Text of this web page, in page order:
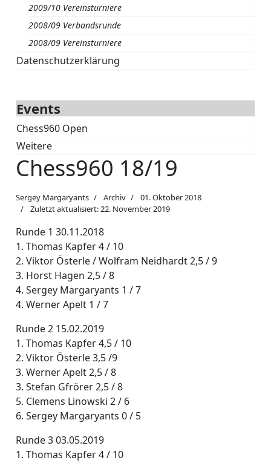
2009/10 Vereinsturniere
2008/09 Verbandsrunde
2008/09 Vereinsturniere
Datenschutzerklärung
Events
Chess960 Open
Weitere
Chess960 18/19
Sergey Margaryants Archiv
01. Oktober 2018
Zuletzt aktualisiert: 22. November 2019
Runde 1 30.11.2018
1. Thomas Kapfer 4 / 10
2. Viktor Österle / Wolfram Neidhardt 2,5 / 9
3. Horst Hagen 2,5 / 8
4. Sergey Margaryants 1 / 7
4. Werner Apelt 1 / 7
Runde 2 15.02.2019
1. Thomas Kapfer 4,5 / 10
2. Viktor Österle 3,5 /9
3. Werner Apelt 2,5 / 8
3. Stefan Gfrörer 2,5 / 8
5. Clemens Linowski 2 / 6
6. Sergey Margaryants 0 / 5
Runde 3 03.05.2019
1. Thomas Kapfer 4 / 10